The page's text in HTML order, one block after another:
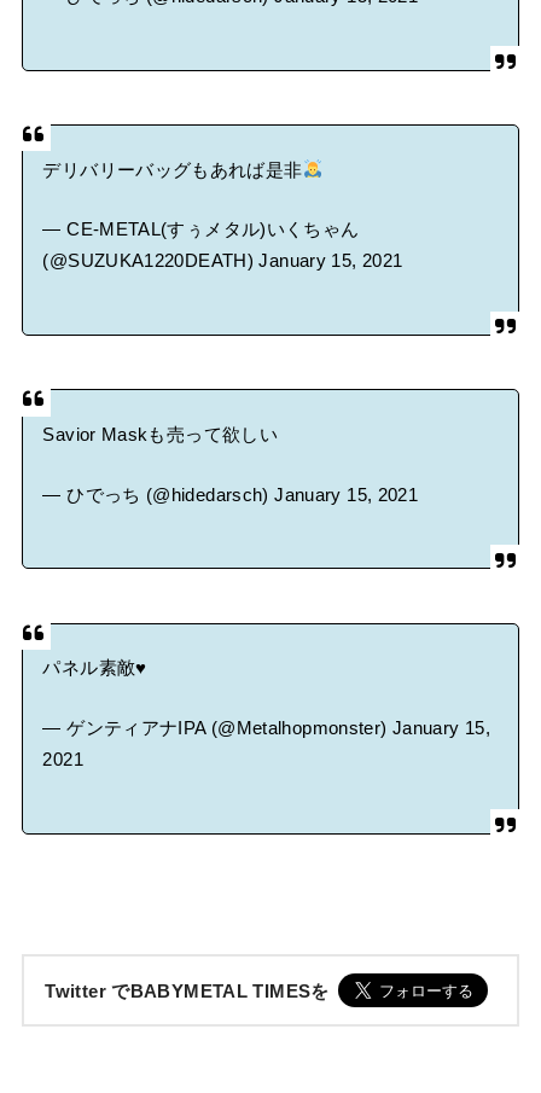
デリバリーバッグもあれば是非
— CE-METAL(すぅメタル)いくちゃん
(@SUZUKA1220DEATH)January 15, 2021
Savior Maskも売って欲しい
— ひでっち (@hidedarsch)January 15, 2021
パネル素敵♥
— ゲンティアナIPA (@Metalhopmonster) January 15,
2021
Twitter でBABYMETAL TIMESを